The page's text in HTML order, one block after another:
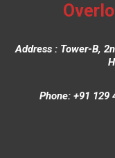
Address : Tower-B,
Phone: +91 129